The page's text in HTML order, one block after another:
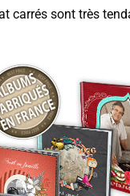
carrés sont très